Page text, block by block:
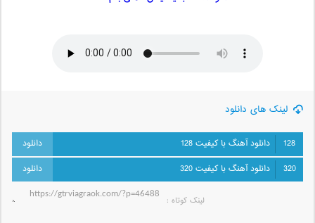
لینک های دانلود
128
دانلود آهنگ با کیفیت 128
320
دانلود آهنگ با کیفیت 320
لینک کوتاه‌ :